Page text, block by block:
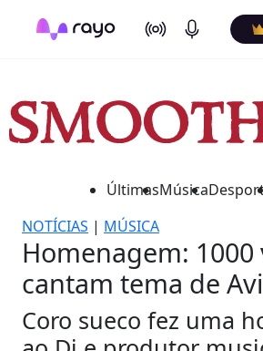
On Air Podcasts
ÚltimasMúsica
NOTÍCIAS | MÚSICA
Homenagem: 1000
cantam tema de
Coro sueco fez uma